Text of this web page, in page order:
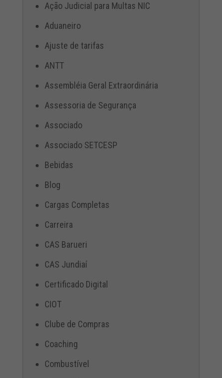
Ação Judicial para Multas NIC
Aduaneiro
Ajuste de tarifas
ANTT
Assembléia Geral Extraordinária
Assessoria de Segurança
Associado
Associado SETCESP
Bebidas
Blog
Cargas Completas
Carreira
CAS Barueri
CAS Jundiaí
Certificado Digital
CIOT
Clube de Compras
Coaching
Combustível